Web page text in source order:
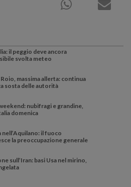
il peggio deve ancora
svolta meteo
massima allerta: continua
sosta delle autorità
nubifragi e grandine,
domenica
il fuoco
la preoccupazione generale
sull’Iran: basi Usa nel mirino,